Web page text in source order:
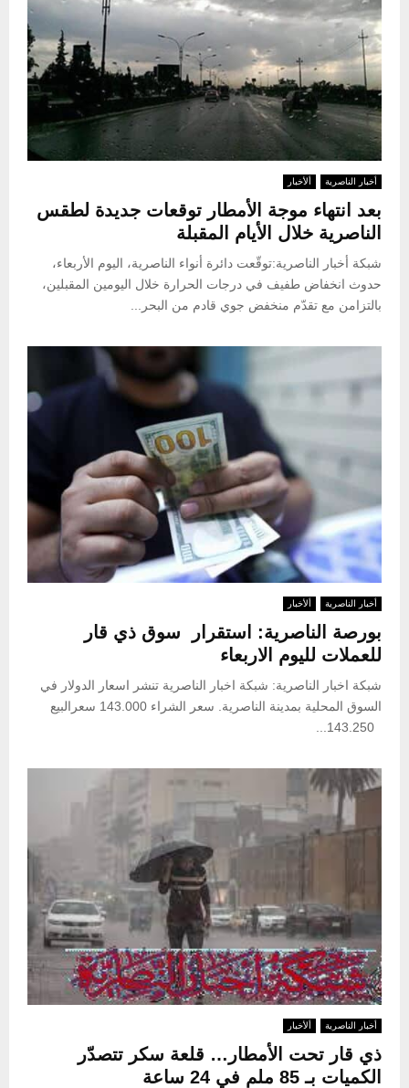
أخبار الناصرية ألأخبار
بعد انتهاء موجة الأمطار توقعات جديدة لطقس
الناصرية خلال الأيام المقبلة
شبكة أخبار الناصرية:توقّعت دائرة أنواء الناصرية، اليوم الأربعاء،
حدوث انخفاض طفيف في درجات الحرارة خلال اليومين المقبلين،
بالتزامن مع تقدّم منخفض جوي قادم من البحر...
أخبار الناصرية ألأخبار
بورصة الناصرية: استقرار سوق ذي قار
للعملات لليوم الاربعاء
شبكة اخبار الناصرية: شبكة اخبار الناصرية تنشر اسعار الدولار في
السوق المحلية بمدينة الناصرية. سعر الشراء 143.000 سعرالبيع
أخبار الناصرية ألأخبار
ذي قار تحت الأمطار… قلعة سكر تتصدّر
الكميات بـ 85 ملم في 24 ساعة